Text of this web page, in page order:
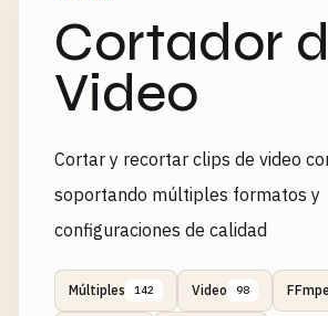
Cortador
Video
Cortar y recortar clips de video
soportando múltiples formatos y
configuraciones de calidad
Múltiples 142 Video 98